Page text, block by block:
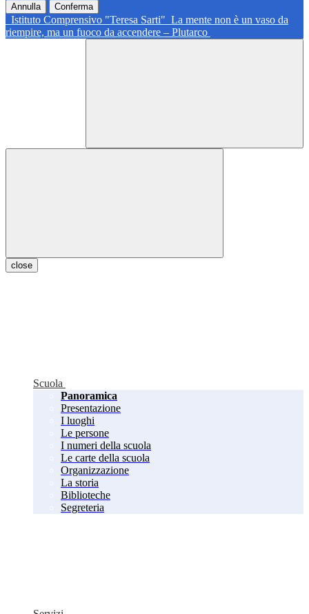
Annulla Conferma
Istituto Comprensivo "Teresa Sarti" La mente non è un vaso da
riempire, ma un fuoco da accendere – Plutarco
close
Scuola
Panoramica
Presentazione
I luoghi
Le persone
I numeri della scuola
Le carte della scuola
Organizzazione
La storia
Biblioteche
Segreteria